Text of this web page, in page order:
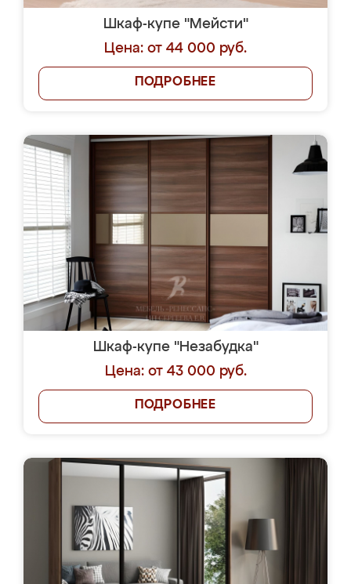
Шкаф-купе "Мейсти"
Цена: от 44 000 руб.
ПОДРОБНЕЕ
Шкаф-купе "Незабудка"
Цена: от 43 000 руб.
ПОДРОБНЕЕ